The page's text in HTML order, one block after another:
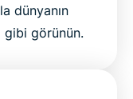
dünyanın
gibi görünün.